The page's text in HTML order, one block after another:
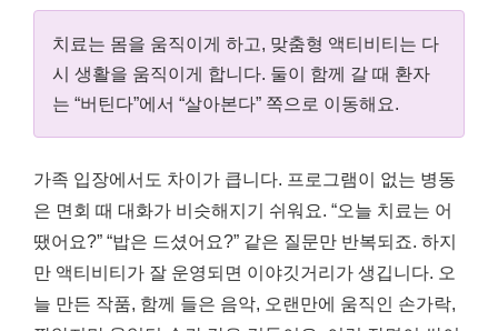
치료는 몸을 움직이게 하고, 맞춤형 액티비티는 다
시 생활을 움직이게 합니다. 둘이 함께 갈 때 환자
는 “버틴다”에서 “살아본다” 쪽으로 이동해요.
가족 입장에서도 차이가 큽니다. 프로그램이 없는 병동
은 면회 때 대화가 비슷해지기 쉬워요. “오늘 치료는 어
땠어요?” “밥은 드셨어요?” 같은 질문만 반복되죠. 하지
만 액티비티가 잘 운영되면 이야깃거리가 생깁니다. 오
늘 만든 작품, 함께 들은 음악, 오랜만에 움직인 손가락,